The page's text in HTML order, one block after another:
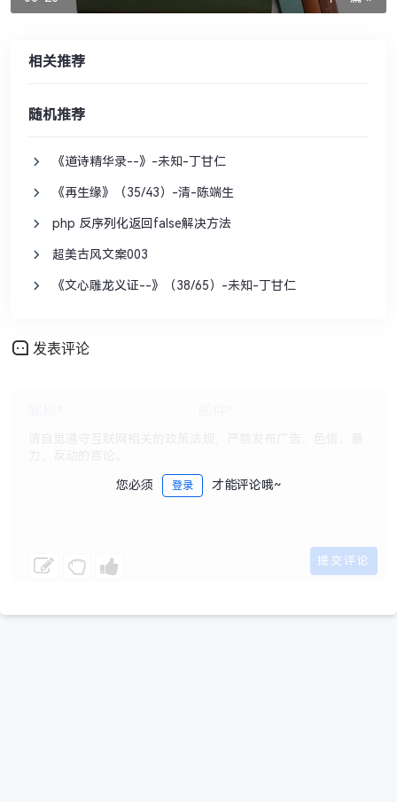
相关推荐
随机推荐
《道诗精华录--》-未知-丁甘仁
《再生缘》（35/43）-清-陈端生
php 反序列化返回false解决方法
超美古风文案003
《文心雕龙义证--》（38/65）-未知-丁甘仁
发表评论
您必须 登录 才能评论哦~